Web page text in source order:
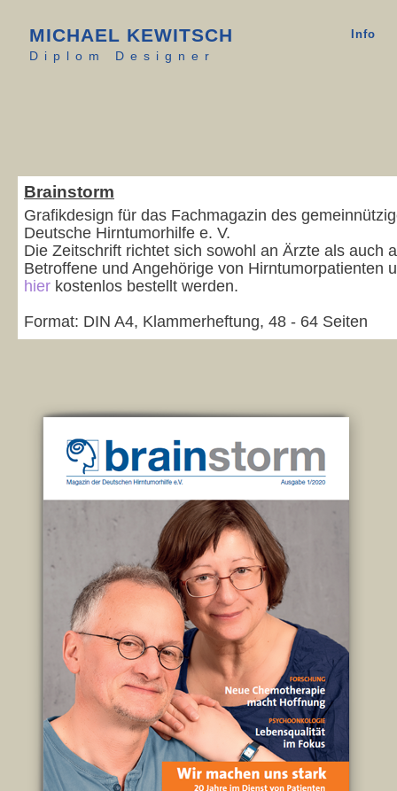
MICHAEL KEWITSCH
Diplom Designer
Info
Brainstorm
Grafikdesign für das Fachmagazin des
Deutsche Hirntumorhilfe e. V.
Die Zeitschrift richtet sich sowohl an Ärzte als auch
Betroffene und Angehörige von Hirntumorpatienten
hier kostenlos bestellt werden.
Format: DIN A4, Klammerheftung, 48 - 64 Seiten